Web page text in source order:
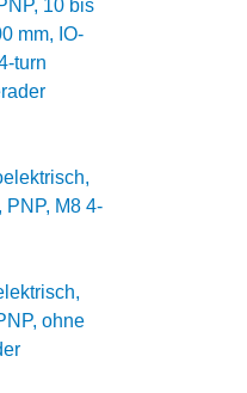
10 bis
mm, IO-
turn
PNP, M8 4-
ohne